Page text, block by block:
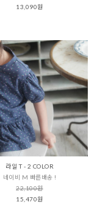
13,090원
라일 T - 2 COLOR
네이비 M 빠른배송 !
22,100원
15,470원